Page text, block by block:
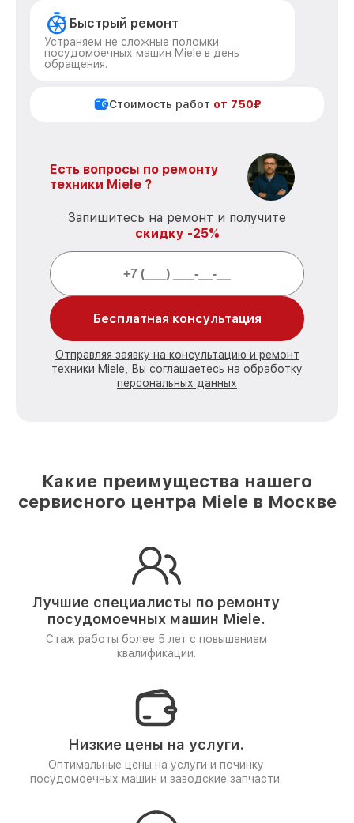
Быстрый ремонт
Устраняем не сложные поломки
посудомоечных машин Miele в день
обращения.
Стоимость работ от 750₽
Есть вопросы по ремонту
техники Miele ?
Запишитесь на ремонт и получите
скидку -25%
Бесплатная консультация
Отправляя заявку на консультацию и ремонт
техники Miele, Вы соглашаетесь на обработку
персональных данных
Какие преимущества нашего
сервисного центра Miele в Москве
Лучшие специалисты по ремонту
посудомоечных машин Miele.
Стаж работы более 5 лет с повышением
квалификации.
Низкие цены на услуги.
Оптимальные цены на услуги и починку
посудомоечных машин и заводские запчасти.